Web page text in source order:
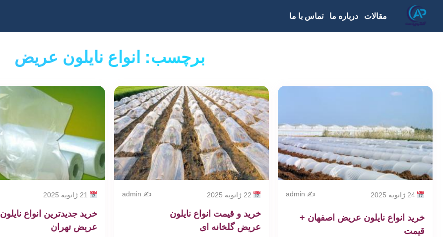
مقالات درباره ما تماس با ما
برچسب: انواع نایلون عریض
24 ژانویه 2025 ✍️ admin
خرید انواع نایلون عریض اصفهان +
قیمت
✍️ admin
خرید و قیمت انواع نایلون
عریض گلخانه ای
خرید جدیدترین انواع نایلون
عریض تهران